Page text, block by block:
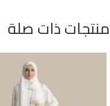
منتجات ذات صلة